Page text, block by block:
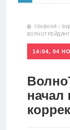
СделаноАналитика
Инвестиции
Дивиденды
Волновой
ГЛАВНАЯ /
14:04, 04
начал